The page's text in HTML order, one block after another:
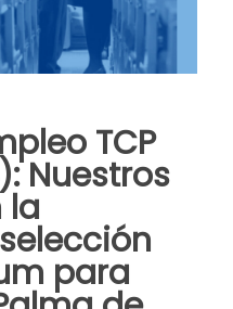
TCP
Nuestros
la
para